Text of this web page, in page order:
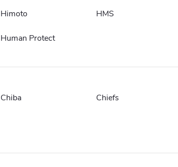
Himoto HMS
Human Protect
Chiba Chiefs